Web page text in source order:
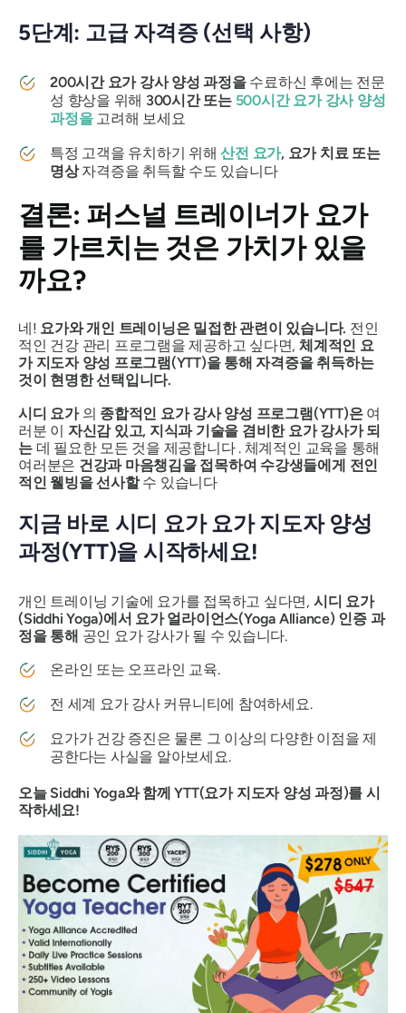
5단계: 고급 자격증 (선택 사항)
200시간 요가 강사 양성 과정을수료하신 후에는 전문
성 향상을 위해 300시간 또는 500시간 요가 강사 양성
과정을고려해 보세요
특정 고객을 유치하기 위해산전 요가, 요가 치료 또는
명상자격증을 취득할 수도 있습니다
결론: 퍼스널 트레이너가 요가
를 가르치는 것은 가치가 있을
까요?
네! 요가와 개인 트레이닝은 밀접한 관련이 있습니다. 전인
적인 건강 관리 프로그램을 제공하고 싶다면, 체계적인 요
가 지도자 양성 프로그램(YTT)을 통해 자격증을 취득하는
것이 현명한 선택입니다.
시디 요가의 종합적인 요가 강사 양성 프로그램(YTT)은여
러분 이 자신감 있고, 지식과 기술을 겸비한 요가 강사가 되
는데 필요한 모든 것을 제공합니다 . 체계적인 교육을 통해
여러분은 건강과 마음챙김을 접목하여 수강생들에게 전인
적인 웰빙을 선사할수 있습니다
지금 바로 시디 요가 요가 지도자 양성
과정(YTT)을 시작하세요!
개인 트레이닝 기술에 요가를 접목하고 싶다면, 시디 요가
(Siddhi Yoga)에서 요가 얼라이언스(Yoga Alliance) 인증 과
정을 통해 공인 요가 강사가 될 수 있습니다.
온라인 또는 오프라인 교육.
전 세계 요가 강사 커뮤니티에 참여하세요.
요가가 건강 증진은 물론 그 이상의 다양한 이점을 제
공한다는 사실을 알아보세요.
오늘 Siddhi Yoga와 함께 YTT(요가 지도자 양성 과정)를 시
작하세요!